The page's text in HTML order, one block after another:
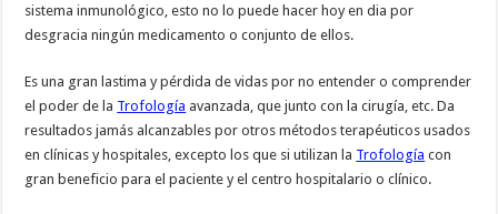
sistema inmunológico, esto no lo puede hacer hoy en dia por
desgracia ningún medicamento o conjunto de ellos.
Es una gran lastima y pérdida de vidas por no entender o comprender
el poder de la Trofología avanzada, que junto con la cirugía, etc. Da
resultados jamás alcanzables por otros métodos terapéuticos usados
en clínicas y hospitales, excepto los que si utilizan la Trofología con
gran beneficio para el paciente y el centro hospitalario o clínico.